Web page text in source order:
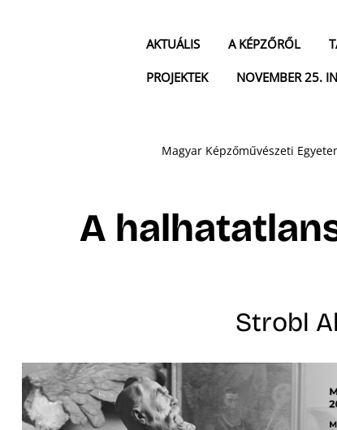
AKTUÁLIS A KÉPZŐRŐL
PROJEKTEK
NOVEMBER 25.
Magyar Képzőművészeti
A
Strobl